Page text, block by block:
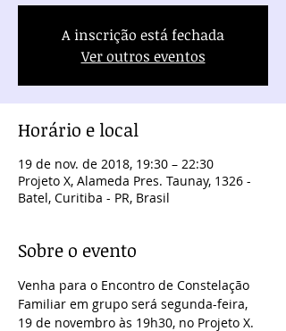
A inscrição está fechada
Ver outros eventos
Horário e local
19 de nov. de 2018, 19:30 – 22:30
Projeto X, Alameda Pres. Taunay, 1326 -
Batel, Curitiba - PR, Brasil
Sobre o evento
Venha para o Encontro de Constelação
Familiar em grupo será segunda-feira,
19 de novembro às 19h30, no Projeto X.